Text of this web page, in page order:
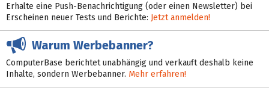
Erhalte eine Push-Benachrichtigung (oder einen Newsletter) bei
Erscheinen neuer Tests und Berichte: Jetzt anmelden!
Warum Werbebanner?
ComputerBase berichtet unabhängig und verkauft deshalb keine
Inhalte, sondern Werbebanner. Mehr erfahren!